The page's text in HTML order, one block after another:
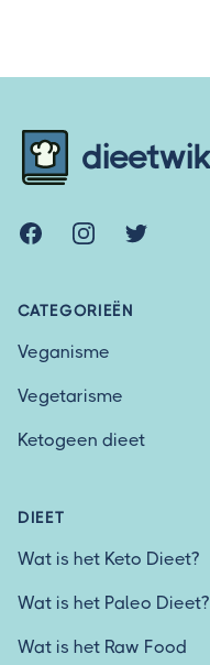
FacebookInstagramTwitter
CATEGORIEËN
Veganisme
Vegetarisme
Ketogeen dieet
DIEET
Wat is het Keto Dieet?
Wat is het Paleo Dieet?
Wat is het Raw Food